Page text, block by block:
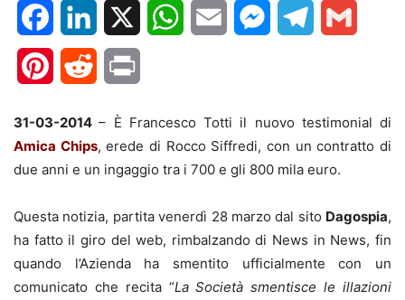
FacebookLinkedIn WhatsApp
Email MessengerTelegram
PinterestReddit
31-03-2014– È Francesco Totti il nuovo testimonial di
Amica Chips, erede di Rocco Siffredi, con un contratto di
due anni e un ingaggio tra i 700 e gli 800 mila euro.
Questa notizia, partita venerdì 28 marzo dal sito Dagospia,
ha fatto il giro del web, rimbalzando di News in News, fin
quando l’Azienda ha smentito ufficialmente con un
comunicato che recita “La Società smentisce le illazioni